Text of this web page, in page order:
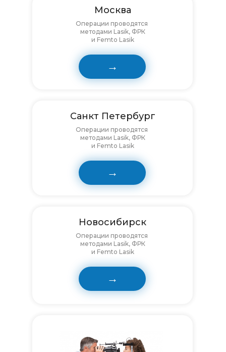
Москва
→
Операции проводятся
методами Lasik, ФРК
и Femto Lasik
Санкт Петербург
Операции проводятся
методами Lasik, ФРК
и Femto Lasik
→
Новосибирск
Операции проводятся
методами Lasik, ФРК
и Femto Lasik
→